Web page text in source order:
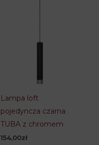
Lampa loft
pojedyncza czarna
TUBA z chromem
154,00zł